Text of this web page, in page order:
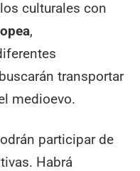
culturales con
,
transportar
medioevo.
participar de
Habrá